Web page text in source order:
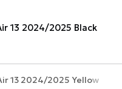
13 2024/2025 Black